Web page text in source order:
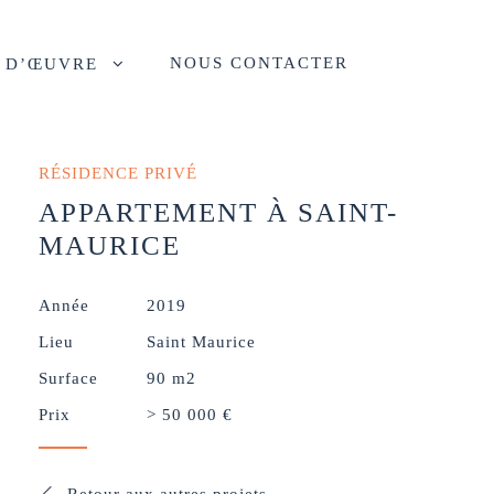
NOUS CONTACTER
RÉSIDENCE PRIVÉ
APPARTEMENT À SAINT-
MAURICE
Année 2019
Lieu Saint Maurice
Surface 90 m2
Prix > 50 000 €